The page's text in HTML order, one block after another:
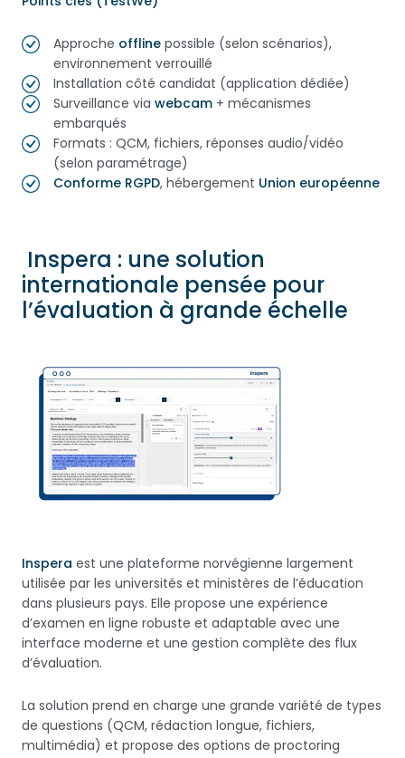
Approche offline possible (selon scénarios),
environnement verrouillé
Installation côté candidat (application dédiée)
Surveillance via webcam + mécanismes
embarqués
Formats : QCM, fichiers, réponses audio/vidéo
(selon paramétrage)
Conforme RGPD, hébergement Union européenne
Inspera : une solution
internationale pensée pour
l’évaluation à grande échelle
Inspera est une plateforme norvégienne largement
utilisée par les universités et ministères de l’éducation
dans plusieurs pays. Elle propose une expérience
d’examen en ligne robuste et adaptable avec une
interface moderne et une gestion complète des flux
d’évaluation.
La solution prend en charge une grande variété de types
de questions (QCM, rédaction longue, fichiers,
multimédia) et propose des options de proctoring